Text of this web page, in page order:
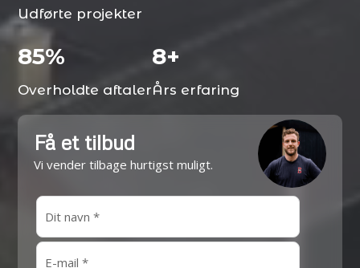
Udførte projekter
100%
Overholdte aftaler
10+
Års erfaring
Få et tilbud
Vi vender tilbage hurtigst muligt.